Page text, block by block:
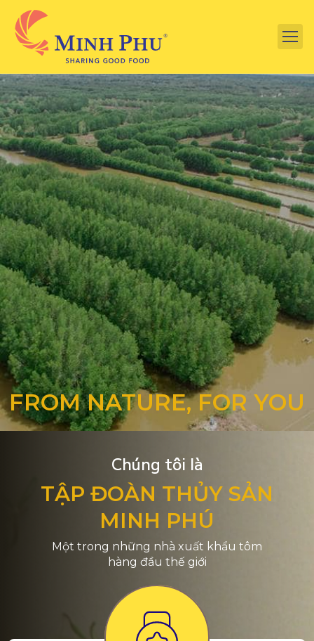
FROM NATURE, FOR YOU
Chúng tôi là
TẬP ĐOÀN THỦY SẢN
MINH PHÚ
Một trong những nhà xuất khẩu tôm
hàng đầu thế giới